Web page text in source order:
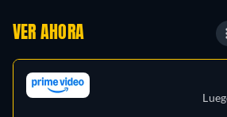
VER AHORA